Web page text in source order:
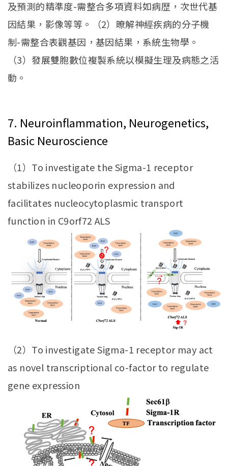
及預測的精準度-需整合多項資料如病歴，次世代基
因結果，影像等等。（2）暸解神經疾病的分子機
制-需整合表觀基因，基因結果，系統生物學。
（3）發展雙胞數位複製系統以模擬生理及病態之活
動。
7. Neuroinflammation, Neurogenetics,
Basic Neuroscience
（1）To investigate the Sigma-1 receptor
stabilizes nucleoporin expression and
facilitates nucleocytoplasmic transport
function in C9orf72 ALS
（2）To investigate Sigma-1 receptor may act
as novel transcriptional co-factor to regulate
gene expression